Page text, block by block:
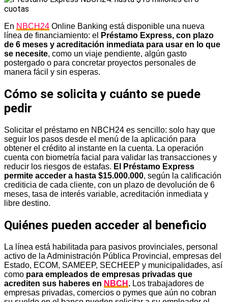
En NBCH24 Online Banking está disponible una nueva
línea de financiamiento: el
Préstamo Express, con plazo
de 6 meses y acreditación inmediata para usar en lo que
se necesite, como un viaje pendiente, algún gasto
postergado o para concretar proyectos personales de
manera fácil y sin esperas.
Cómo se solicita y cuánto se puede
pedir
Solicitar el préstamo en NBCH24 es sencillo: solo hay que
seguir los pasos desde el menú de la aplicación para
obtener el crédito al instante en la cuenta. La operación
cuenta con biometría facial para validar las transacciones y
reducir los riesgos de estafas. El Préstamo Express
permite acceder a hasta $15.000.000, según la calificación
crediticia de cada cliente, con un plazo de devolución de 6
meses, tasa de interés variable, acreditación inmediata y
libre destino.
Quiénes pueden acceder al beneficio
La línea está habilitada para pasivos provinciales, personal
activo de la Administración Pública Provincial, empresas del
Estado, ECOM, SAMEEP, SECHEEP y municipalidades, así
como para empleados de empresas privadas que
acrediten sus haberes en NBCH . Los trabajadores de
empresas privadas, comercios o pymes que aún no cobran